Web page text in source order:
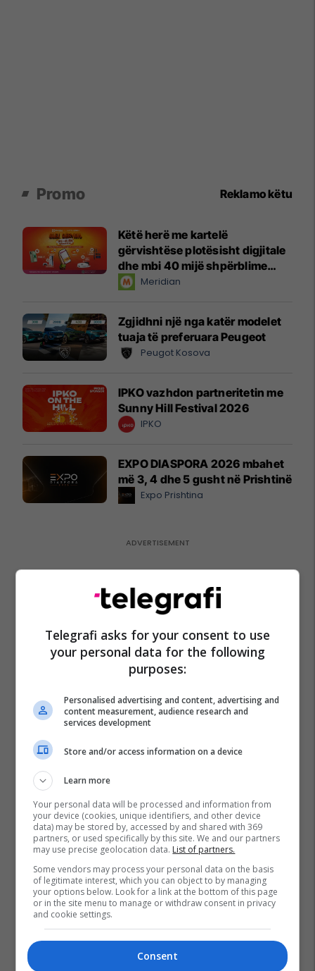
Promo Reklamo këtu
Këtë herë me kartelë
gërvishtëse plotësisht digjitale
dhe mbi 40 mijë shpërblime
instant!Meridian
Zgjidhni një nga katër modelet
tuaja të preferuara Peugeot
Peugot Kosova
IPKO vazhdon partneritetin me
Sunny Hill Festival 2026
IPKO
EXPO DIASPORA 2026 mbahet
më 3, 4 dhe 5 gusht në Prishtinë
Expo Prishtina
Telegrafi asks for your consent to use
your personal data for the following
purposes:
Personalised advertising and content, advertising and
content measurement, audience research and
services development
Store and/or access information on a device
Learn more
Your personal data will be processed and information from
your device (cookies, unique identifiers, and other device
data) may be stored by, accessed by and shared with 369
partners, or used specifically by this site. We and our partners
may use precise geolocation data. List of partners.
Some vendors may process your personal data on the basis
of legitimate interest, which you can object to by managing
your options below. Look for a link at the bottom of this page
or in the site menu to manage or withdraw consent in privacy
and cookie settings.
Consent